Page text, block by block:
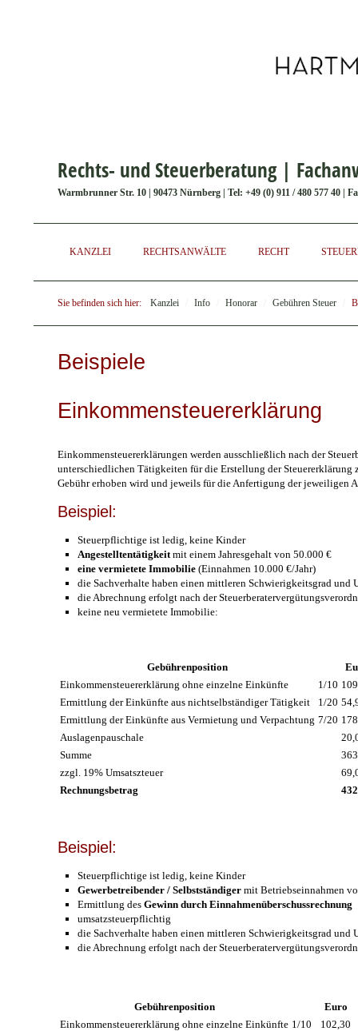
Rechts- und Steuerberatung |
Warmbrunner Str. 10 | 90473 Nürnberg | Tel: +49 (0) 911 / 480 577 40 |
KANZLEI RECHTSANWÄLTE RECHT
Sie befinden sich hier: Kanzlei Info Honorar Gebühren Steuer
Beispiele
Einkommensteuererklärung
Einkommensteuererklärungen werden ausschließlich nach der
unterschiedlichen Tätigkeiten für die Erstellung der
Gebühr erhoben wird und jeweils für die Anfertigung der jeweiligen
Beispiel:
Steuerpflichtige ist ledig, keine Kinder
Angestelltentätigkeit mit einem Jahresgehalt von 50.000 €
eine vermietete Immobilie (Einnahmen 10.000 €/Jahr)
die Sachverhalte haben einen mittleren Schwierigkeitsgrad und
die Abrechnung erfolgt nach der
keine neu vermietete Immobilie:
Gebührenposition
Einkommensteuererklärung ohne einzelne Einkünfte
1/10
Ermittlung der Einkünfte aus nichtselbständiger Tätigkeit
1/20
Ermittlung der Einkünfte aus Vermietung und Verpachtung 7/20
Auslagenpauschale
Summe
zzgl. 19% Umsatszteuer
Rechnungsbetrag
Beispiel:
Steuerpflichtige ist ledig, keine Kinder
Gewerbetreibender / Selbstständiger mit Betriebseinnahmen
Ermittlung des Gewinn durch Einnahmenüberschussrechnung
umsatzsteuerpflichtig
die Sachverhalte haben einen mittleren Schwierigkeitsgrad und
die Abrechnung erfolgt nach der
Gebührenposition
Euro
Einkommensteuererklärung ohne einzelne Einkünfte 1/10
102,30